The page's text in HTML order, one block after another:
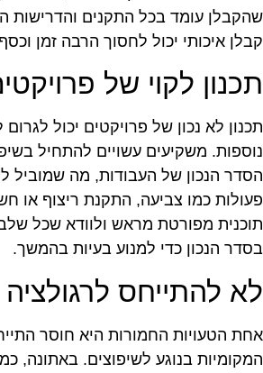
עומד בכל התקנים והדרישות
איכותי יכול לחסוך הרבה זמן
לקוי של
לא נכון של פרויקטים יכול לגרום
משקיעים עשויים להתחיל
הנכון של העבודות, מה שמוביל
כמו צביעה, התקנת ריצוף או
מפורטת מראש ולוודא שכל
הנכון כדי למנוע בעיות בהמשך.
להתייחס
הטעויות החמורות היא חוסר
בנוגע לשיפוצים. באתונה,